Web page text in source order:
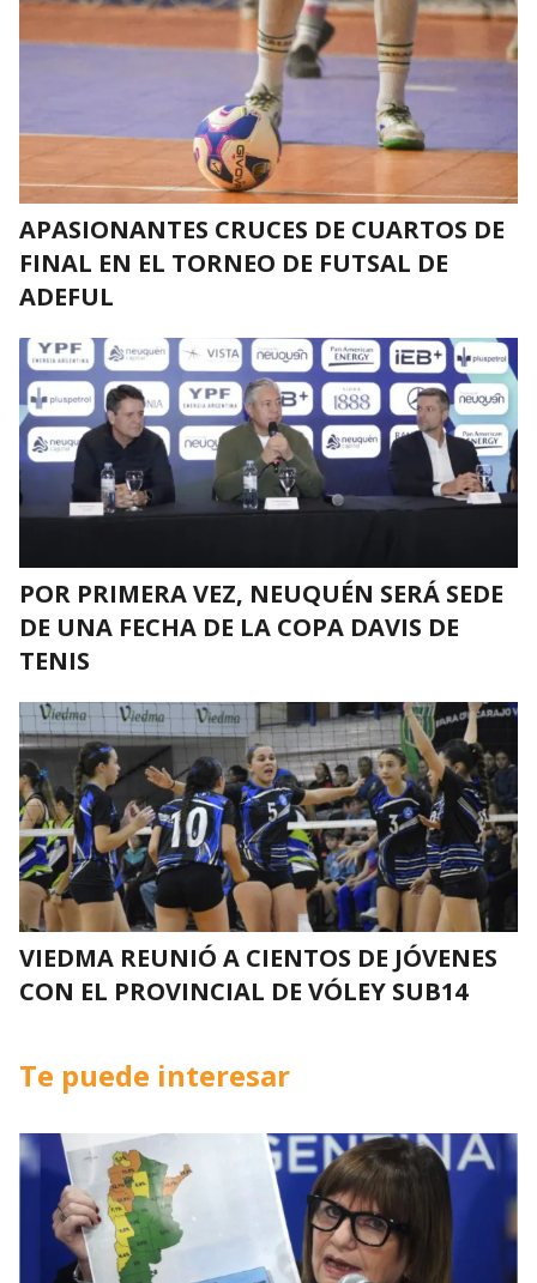
APASIONANTES CRUCES DE CUARTOS DE
FINAL EN EL TORNEO DE FUTSAL DE
ADEFUL
POR PRIMERA VEZ, NEUQUÉN SERÁ SEDE
DE UNA FECHA DE LA COPA DAVIS DE
TENIS
VIEDMA REUNIÓ A CIENTOS DE JÓVENES
CON EL PROVINCIAL DE VÓLEY SUB14
Te puede interesar